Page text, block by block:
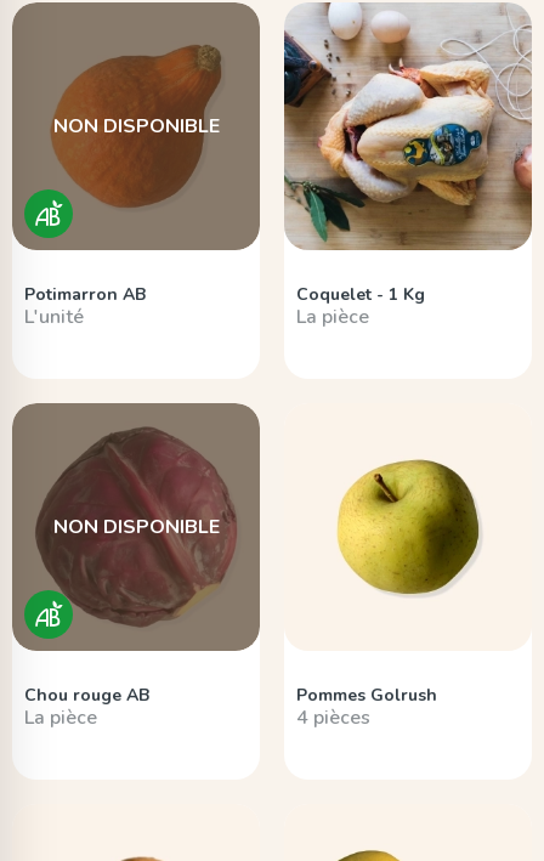
NON DISPONIBLE
Potimarron AB
L'unité
Coquelet - 1 Kg
La pièce
NON DISPONIBLE
Chou rouge AB
La pièce
Pommes Golrush
4 pièces